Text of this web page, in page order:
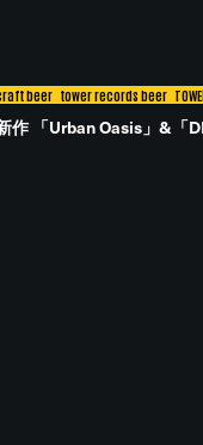
beer tower records beer
作 「Urban Oasis」&「